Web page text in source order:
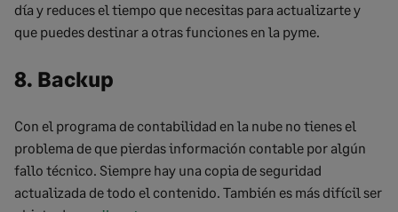
día y reduces el tiempo que necesitas para actualizarte y
que puedes destinar a otras funciones en la pyme.
8. Backup
Con el programa de contabilidad en la nube no tienes el
problema de que pierdas información contable por algún
fallo técnico. Siempre hay una copia de seguridad
actualizada de todo el contenido. También es más difícil ser